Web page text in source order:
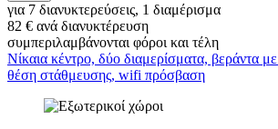
για 7 διανυκτερεύσεις, 1 διαμέρισμα
82 € ανά διανυκτέρευση
συμπεριλαμβάνονται φόροι και τέλη
Νίκαια κέντρο, δύο διαμερίσματα, βεράντα
θέση στάθμευσης, wifi πρόσβαση